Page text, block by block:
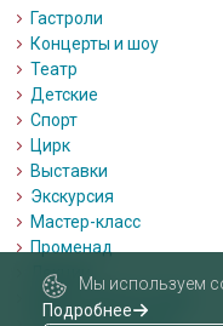
Гастроли
Концерты и шоу
Театр
Детские
Спорт
Цирк
Выставки
Экскурсия
Мастер-класс
Променад
Лекции
Квизы, квесты, игры.
Мы используем
Подробнее